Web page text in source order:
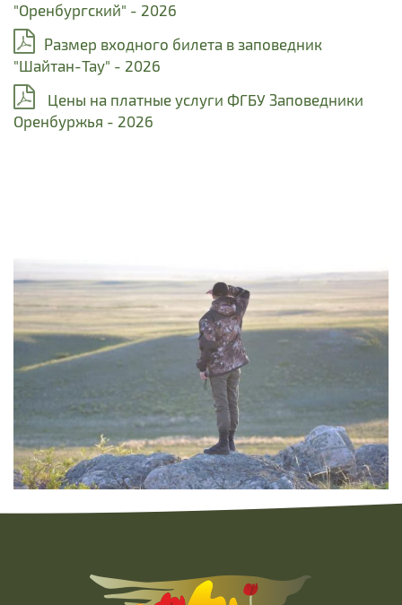
"Оренбургский" - 2026
Размер входного билета в заповедник
"Шайтан-Тау" - 2026
Цены на платные услуги ФГБУ Заповедники
Оренбуржья - 2026